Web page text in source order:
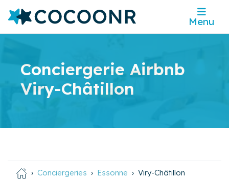
Menu
Conciergerie Airbnb
Viry-Châtillon
Conciergeries Essonne Viry-Châtillon